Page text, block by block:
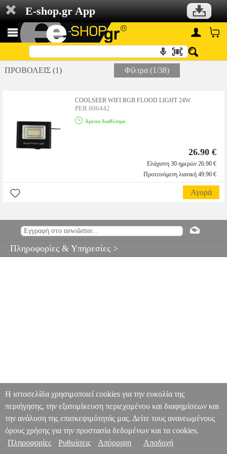
E-shop.gr App
ΠΡΟΒΟΛΕΙΣ (1) Φίλτρα (1/38)
COOLSEER WIFI RGB FLOOD LIGHT 24W
PER.606442
Αμεσα διαθέσιμο
26.90 €
Ελάχιστη 30 ημερών 26.90 €
Προτεινόμενη λιανική 49.90 €
Αγορά
Πληροφορίες & Υπηρεσίες >
Η ιστοσελίδα χρησιμοποιεί cookies για την ευκολία της
περιήγησης, την εξατομίκευση περιεχομένου και διαφημίσεων και
την ανάλυση της επισκεψιμότητάς μας. Δείτε τους ανανεωμένους
όρους χρήσης για την προστασία δεδομένων και τα cookies.
Πληροφορίες
Ρυθμίσεις Απόρριψη Αποδοχή